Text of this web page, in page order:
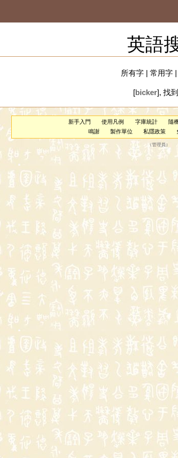
英語
所有字| 常用字|
[bicker], 找
新手入門 使用凡例 字庫統計 隨
鳴謝
製作單位 私隱政策
（管理員 ）